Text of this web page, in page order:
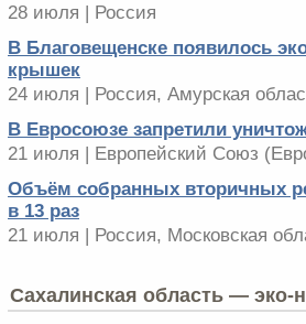
28 июля | Россия
В Благовещенске появилось
крышек
24 июля | Россия, Амурская
В Евросоюзе запретили
21 июля | Европейский Cоюз
Объём собранных вторичных
в 13 раз
21 июля | Россия, Московская
Сахалинская область — эко-